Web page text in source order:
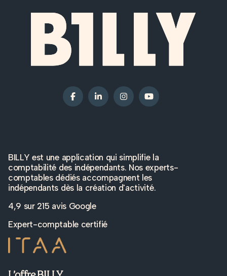
BILLY est une application qui simplifie la
comptabilité des indépendants. Nos experts-
comptables dédiés accompagnent les
indépendants dès la création d'activité.
4,9 sur 215 avis Google
Expert-comptable certifié